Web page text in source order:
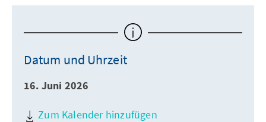
Datum und Uhrzeit
16. Juni 2026
Zum Kalender hinzufügen